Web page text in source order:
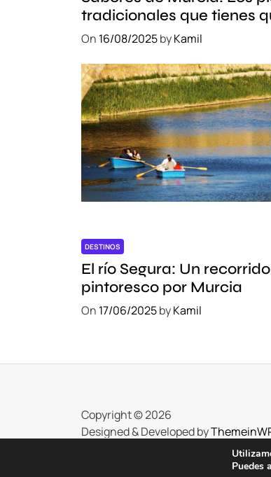
o
s
o
t
e
l
e
s
e
n
o
n
t
o
¡
e
tradicionales que tienes
probar
On 16/08/2025byKamil
DESTINOS
El río Segura: Un recorrido
pintoresco por Murcia
On 17/06/2025byKamil
Copyright © 2026
Designed & Developed by
Puedes